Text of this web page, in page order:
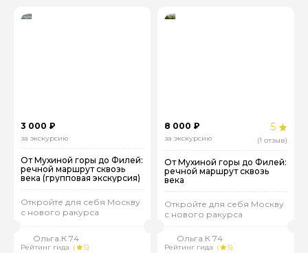
3 000 ₽
за экскурсию
От Мухиной горы до Филей:
речной маршрут сквозь
века (групповая экскурсия)
Откройте для себя Москву
с нового ракурса
Ольга.К 74
Рейтинг гида (
5)
8 000 ₽
за экскурсию
5
(1 отзыв)
От Мухиной горы до Филей:
речной маршрут сквозь
века
Откройте для себя Москву
с нового ракурса
Ольга.К 74
Рейтинг гида (
5)